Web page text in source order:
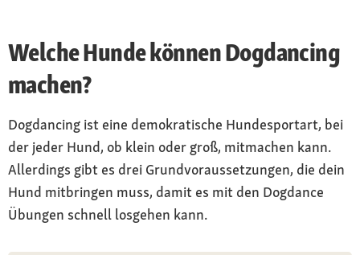
Welche Hunde können Dogdancing
machen?
Dogdancing ist eine demokratische Hundesportart, bei
der jeder Hund, ob klein oder groß, mitmachen kann.
Allerdings gibt es drei Grundvoraussetzungen, die dein
Hund mitbringen muss, damit es mit den Dogdance
Übungen schnell losgehen kann.